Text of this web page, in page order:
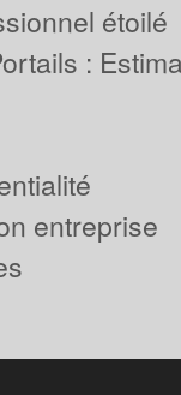
étoilé
:
entreprise